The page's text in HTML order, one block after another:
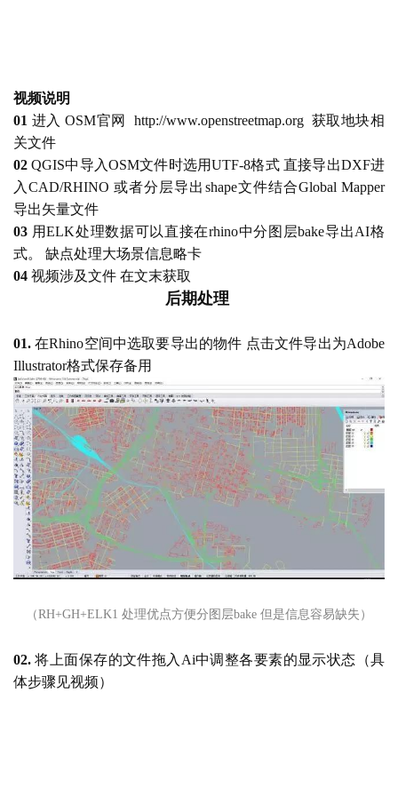
建
筑
设
室
内
视频说明
01 进入 OSM官网  http://www.openstreetmap.org  获取地块相
关文件
02 QGIS中导入OSM文件时选用UTF-8格式 直接导出DXF进
入CAD/RHINO 或者分层导出shape文件结合Global Mapper
导出矢量文件
03 用ELK处理数据可以直接在rhino中分图层bake导出AI格
式。 缺点处理大场景信息略卡
04 视频涉及文件 在文末获取
后期处理
01. 在Rhino空间中选取要导出的物件 点击文件导出为Adobe
Illustrator格式保存备用
（RH+GH+ELK1 处理优点方便分图层bake 但是信息容易缺失）
02. 将上面保存的文件拖入 Ai中调整各要素的显示状态（具
体步骤见视频）